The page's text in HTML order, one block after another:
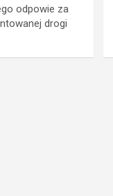
odpowie za
drogi